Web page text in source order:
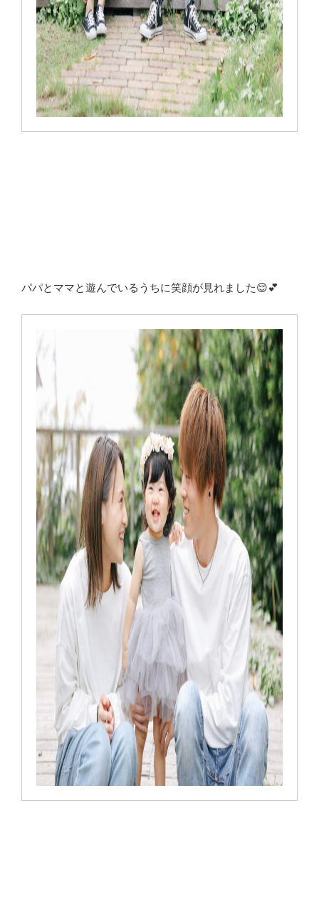
パパとママと遊んでいるうちに笑顔が見れました😌💕